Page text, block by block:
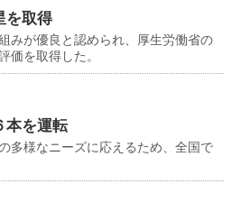
を取得
みが優良と認められ、厚生労働省の
価を取得した。
本を運転
多様なニーズに応えるため、全国で